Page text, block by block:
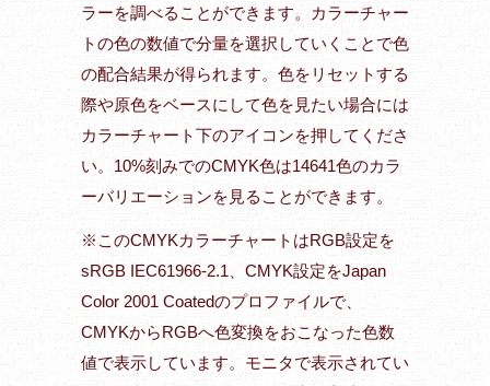
ラーを調べることができます。カラーチャー
トの色の数値で分量を選択していくことで色
の配合結果が得られます。色をリセットする
際や原色をベースにして色を見たい場合には
カラーチャート下のアイコンを押してくださ
い。10%刻みでのCMYK色は14641色のカラ
ーバリエーションを見ることができます。
※このCMYKカラーチャートはRGB設定を
sRGB IEC61966-2.1、CMYK設定をJapan
Color 2001 Coatedのプロファイルで、
CMYKからRGBへ色変換をおこなった色数
値で表示しています。モニタで表示されてい